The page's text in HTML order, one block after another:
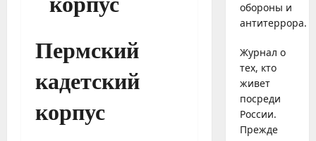
Пермский
кадетский
корпус
обороны и
антитеррора.
Журнал о
тех, кто
живет
посреди
России.
Прежде